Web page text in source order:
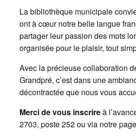
La bibliothèque municipale
ont à cœur notre belle langue
partager leur passion des mots
organisée pour le plaisir, tout
Avec la précieuse collaboration
Grandpré, c’est dans une
décontractée que nous vous
Merci de vous inscrireà
2703, poste 252 ou via notre